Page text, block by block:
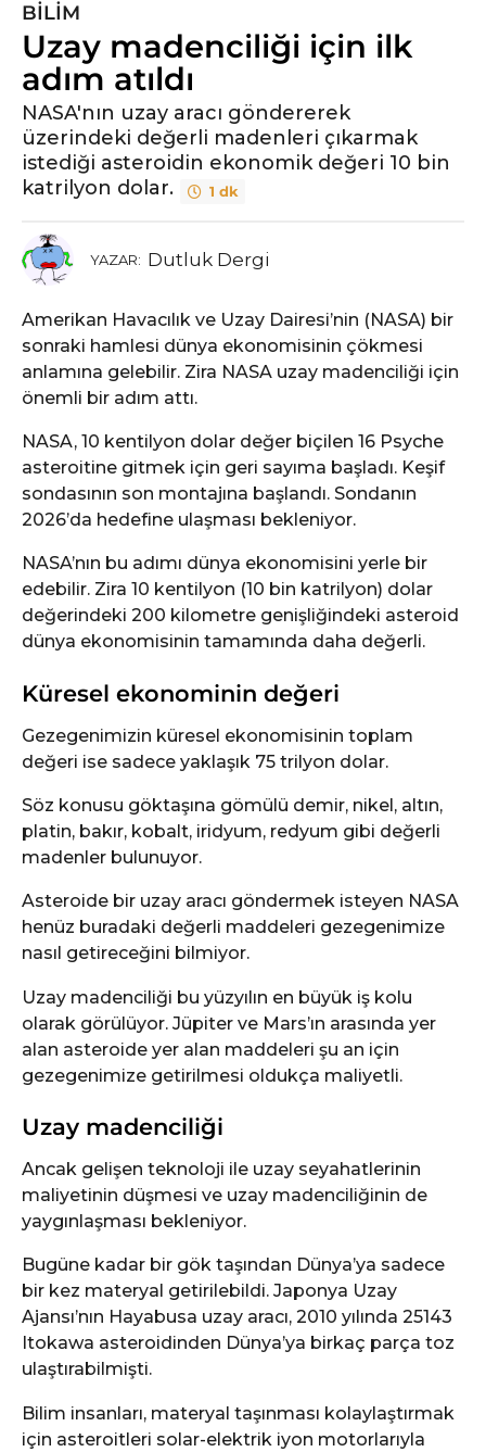
BILIM
Uzay madenciliği için ilk
adım atıldı
NASA'nın uzay aracı göndererek
üzerindeki değerli madenleri çıkarmak
istediği asteroidin ekonomik değeri 10 bin
katrilyon dolar.
1 dk
YAZAR: Dutluk Dergi
Amerikan Havacılık ve Uzay Dairesi’nin (NASA) bir
sonraki hamlesi dünya ekonomisinin çökmesi
anlamına gelebilir. Zira NASA uzay madenciliği için
önemli bir adım attı.
NASA, 10 kentilyon dolar değer biçilen 16 Psyche
asteroitine gitmek için geri sayıma başladı. Keşif
sondasının son montajına başlandı. Sondanın
2026’da hedefine ulaşması bekleniyor.
NASA’nın bu adımı dünya ekonomisini yerle bir
edebilir. Zira 10 kentilyon (10 bin katrilyon) dolar
değerindeki 200 kilometre genişliğindeki asteroid
dünya ekonomisinin tamamında daha değerli.
Küresel ekonominin değeri
Gezegenimizin küresel ekonomisinin toplam
değeri ise sadece yaklaşık 75 trilyon dolar.
Söz konusu göktaşına gömülü demir, nikel, altın,
platin, bakır, kobalt, iridyum, redyum gibi değerli
madenler bulunuyor.
Asteroide bir uzay aracı göndermek isteyen NASA
henüz buradaki değerli maddeleri gezegenimize
nasıl getireceğini bilmiyor.
Uzay madenciliği bu yüzyılın en büyük iş kolu
olarak görülüyor. Jüpiter ve Mars’ın arasında yer
alan asteroide yer alan maddeleri şu an için
gezegenimize getirilmesi oldukça maliyetli.
Uzay madenciliği
Ancak gelişen teknoloji ile uzay seyahatlerinin
maliyetinin düşmesi ve uzay madenciliğinin de
yaygınlaşması bekleniyor.
Bugüne kadar bir gök taşından Dünya’ya sadece
bir kez materyal getirilebildi. Japonya Uzay
Ajansı’nın Hayabusa uzay aracı, 2010 yılında 25143
Itokawa asteroidinden Dünya’ya birkaç parça toz
ulaştırabilmişti.
Bilim insanları, materyal taşınması kolaylaştırmak
için asteroitleri solar-elektrik iyon motorlarıyla